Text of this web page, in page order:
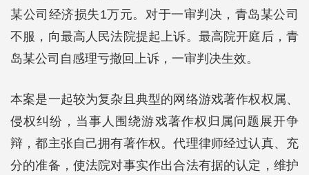
某公司经济损失1万元。对于一审判决，青岛某公司
不服，向最高人民法院提起上诉。最高院开庭后，青
岛某公司自感理亏撤回上诉，一审判决生效。
本案是一起较为复杂且典型的网络游戏著作权权属、
侵权纠纷，当事人围绕游戏著作权归属问题展开争
辩，都主张自己拥有著作权。代理律师经过认真、充
分的准备，使法院对事实作出合法有据的认定，维护